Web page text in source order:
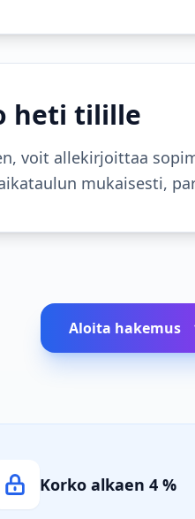
heti tilille
voit allekirjoittaa
mukaisesti,
Aloita hakemus
Korko alkaen 4 %